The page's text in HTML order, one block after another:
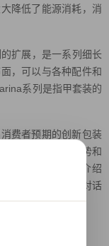
降低了能源消耗，消
扩展，是一系列细长
，可以与各种配件和
系列是指甲套装的
费者预期的创新包装
对和适应行业趋势和
展示其产品，并介绍
变和灵感的更大对话